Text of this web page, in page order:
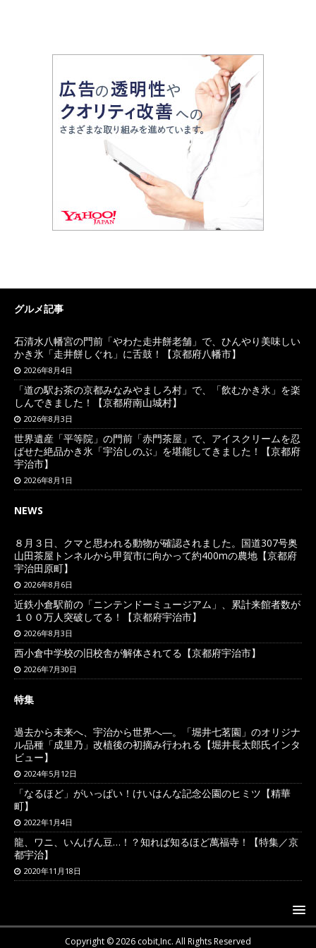
グルメ記事
石清水八幡宮の門前「やわた走井餅老舗」で、ひんやり美味しい
かき氷「走井餅しぐれ」に舌鼓！【京都府八幡市】
2026年8月4日
「道の駅お茶の京都みなみやましろ村」で、「飲むかき氷」を楽
しんできました！【京都府南山城村】
2026年8月3日
世界遺産「平等院」の門前「赤門茶屋」で、アイスクリームを忍
ばせた絶品かき氷「宇治しのぶ」を堪能してきました！【京都府
宇治市】
2026年8月1日
NEWS
８月３日、クマと思われる動物が確認されました。国道307号奥
山田茶屋トンネルから甲賀市に向かって約400mの農地【京都府
宇治田原町】
2026年8月6日
近鉄小倉駅前の「ニンテンドーミュージアム」、累計来館者数が
１００万人突破してる！【京都府宇治市】
2026年8月3日
西小倉中学校の旧校舎が解体されてる【京都府宇治市】
2026年7月30日
特集
過去から未来へ、宇治から世界へ―。「堀井七茗園」のオリジナ
ル品種「成里乃」改植後の初摘み行われる【堀井長太郎氏インタ
ビュー】
2024年5月12日
「なるほど」がいっぱい！けいはんな記念公園のヒミツ【精華
町】
2022年1月4日
龍、ワニ、いんげん豆…！？知れば知るほど萬福寺！【特集／京
都宇治】
2020年11月18日
Copyright © 2026 cobit,Inc. All Rights Reserved